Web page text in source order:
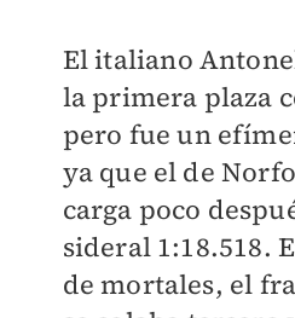
El italiano
la primera plaza
pero fue un
ya que el de
carga poco
sideral 1:18.518.
de mortales, el